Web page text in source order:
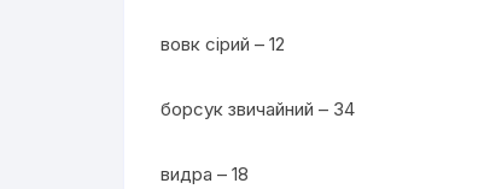
вовк сірий – 12
борсук звичайний – 34
видра – 18